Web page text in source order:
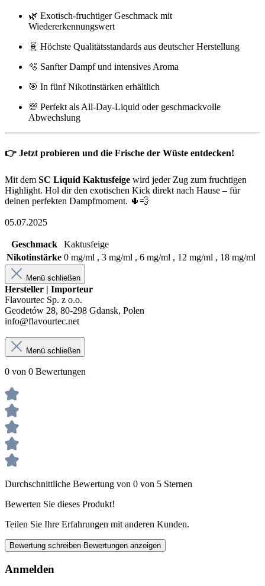
🌿 Exotisch-fruchtiger Geschmack mit
Wiedererkennungswert
🧬 Höchste Qualitätsstandards aus deutscher Herstellung
🫧 Sanfter Dampf und intensives Aroma
🎯 In fünf Nikotinstärken erhältlich
💯 Perfekt als All-Day-Liquid oder geschmackvolle
Abwechslung
👉 Jetzt probieren und die Frische der Wüste entdecken!
Mit dem SC Liquid Kaktusfeige wird jeder Zug zum fruchtigen
Highlight. Hol dir den exotischen Kick direkt nach Hause – für
deinen perfekten Dampfmoment. 🌵💨
05.07.2025
Geschmack
Kaktusfeige
Nikotinstärke 0 mg/ml , 3 mg/ml , 6 mg/ml , 12 mg/ml , 18 mg/ml
Menü schließen
Hersteller | Importeur
Flavourtec Sp. z o.o.
Geodetów 28, 80-298 Gdansk, Polen
info@flavourtec.net
Menü schließen
0 von 0 Bewertungen
Durchschnittliche Bewertung von 0 von 5 Sternen
Bewerten Sie dieses Produkt!
Teilen Sie Ihre Erfahrungen mit anderen Kunden.
Bewertung schreiben Bewertungen anzeigen
Anmelden